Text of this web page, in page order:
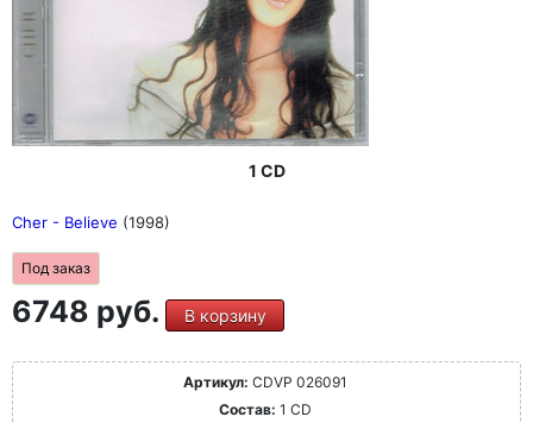
1 CD
Cher - Believe (1998)
Под заказ
6748 руб. В корзину
Артикул: CDVP 026091
Состав: 1 CD